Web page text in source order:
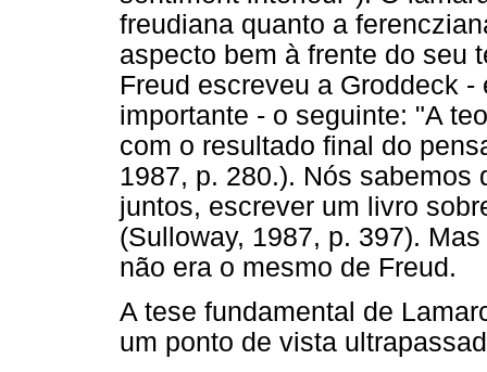
freudiana quanto a
aspecto bem à frente do seu
Freud escreveu a Groddeck
importante - o seguinte: "A
com o resultado final do
1987, p. 280.). Nós sabemos
juntos, escrever um livro
(Sulloway, 1987, p. 397).
não era o mesmo de Freud.
A tese fundamental de
um ponto de vista